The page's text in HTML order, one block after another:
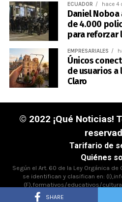
SHARE
ECUADOR hace 4
Daniel
de 4.000
para reforzar
EMPRESARIALES
Únicos
de usuarios a
Claro
© 2022 ¡Qué Noticias!
Tarifario de
Quiénes
Según el Art. 60 de la Ley Orgánica
se identifican y clasifican en:
(F),formativos/educativos/